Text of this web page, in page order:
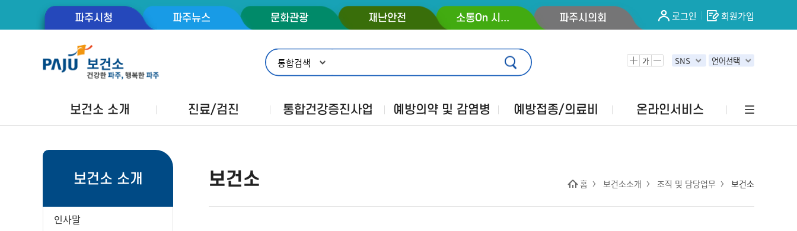
콘텐츠 바로가기
주메뉴 바로가기
푸터 바로가기
파주시청 파주뉴스 문화관광 재난안전 소통On 시장실 파주시의회 로그인 회원가입
가 SNS 언어선택
보건소 소개 진료/검진 통합건강증진사업 예방의약 및 감염병 예방접종/의료비 온라인서비스
보건소 소개
인사말
보건소 홈 보건소소개 조직 및 담당업무 보건소